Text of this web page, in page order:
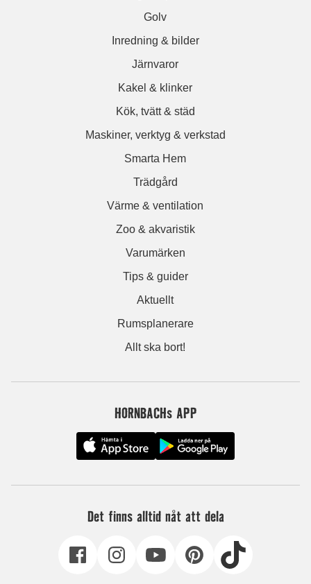
Golv
Inredning & bilder
Järnvaror
Kakel & klinker
Kök, tvätt & städ
Maskiner, verktyg & verkstad
Smarta Hem
Trädgård
Värme & ventilation
Zoo & akvaristik
Varumärken
Tips & guider
Aktuellt
Rumsplanerare
Allt ska bort!
HORNBACHs APP
Det finns alltid nåt att dela